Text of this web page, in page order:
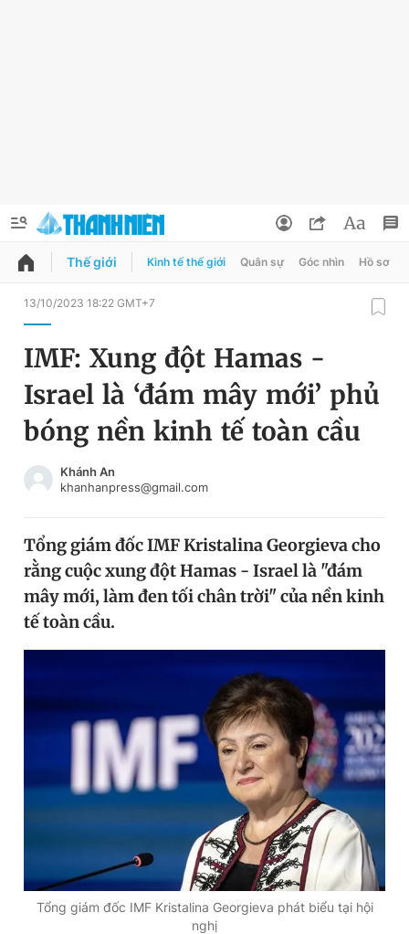
QUẢNG CÁO
Chuyên mục
Chuyên mục khác
Chào ngày mới
Video Magazine
Sản phẩm khác
Bạn cần biết
Thông tin tòa soạn Liên hệ quảng cáo
Đọc Thanh Niên trên điện thoại
Đổi mật khẩu
Tin đã lưu
Tin đã xem
Đăng xuất
Thế giới Kinh tế thế giới Quân sự Góc nhìn Hồ sơ
13/10/2023 18:22 GMT+7
IMF: Xung đột Hamas -
Israel là ‘đám mây mới’ phủ
bóng nền kinh tế toàn cầu
Khánh An
khanhanpress@gmail.com
Tổng giám đốc IMF Kristalina Georgieva cho
rằng cuộc xung đột Hamas - Israel là "đám
mây mới, làm đen tối chân trời" của nền kinh
tế toàn cầu.
Tổng giám đốc IMF Kristalina Georgieva phát biểu tại hội
nghị